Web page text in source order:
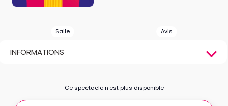
Salle Avis
INFORMATIONS
Ce spectacle n’est plus disponible